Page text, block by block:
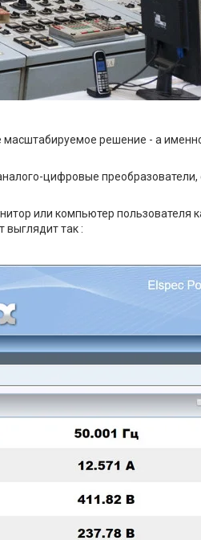
масштабируемое решение - а
цифровые преобразователи,
или компьютер пользователя
выглядит так :